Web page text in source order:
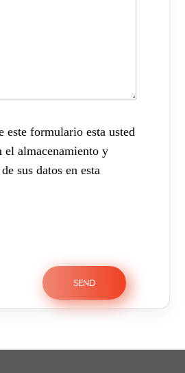
este formulario esta usted
el almacenamiento y
sus datos en esta